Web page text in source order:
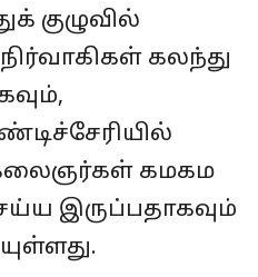
குழுவில்
கலந்து
கமகம
இருப்பதாகவும்